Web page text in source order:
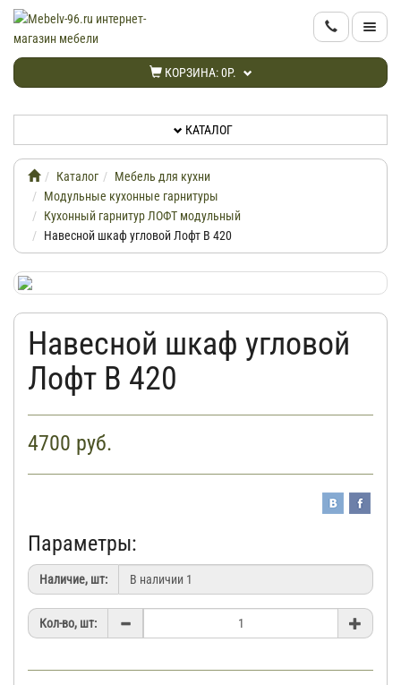
КОРЗИНА:0Р.
КАТАЛОГ
НОВИНКИ
ИНФОРМАЦИЯ
ДОСТАВКА
КАБИНЕТ
КОНТАКТЫ
КАТАЛОГ
Каталог
Мебель для кухни
Модульные кухонные гарнитуры
Кухонный гарнитур ЛОФТ модульный
Навесной шкаф угловой Лофт В 420
Навесной шкаф угловой
Лофт В 420
4700 руб.
Параметры:
Наличие, шт:
Кол-во, шт: